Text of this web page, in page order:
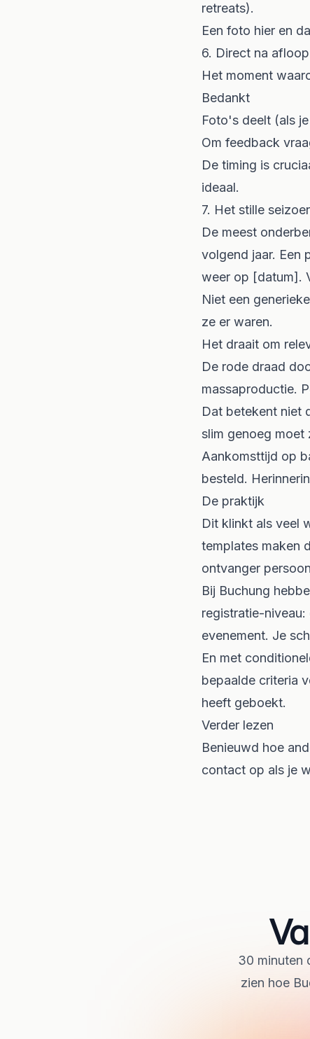
retreats).
Een foto hier en
6. Direct na afloop
Het moment
Bedankt
Foto's deelt (als
Om feedback
De timing is
ideaal.
7. Het stille
De meest
volgend jaar. Een
weer op [datum].
Niet een
ze er waren.
Het draait om
De rode draad
massaproductie.
Dat betekent niet
slim genoeg moet
Aankomsttijd op
besteld.
De praktijk
Dit klinkt als veel
templates maken
ontvanger
Bij Buchung
registratie-
evenement. Je
En met
bepaalde criteria
heeft geboekt.
Verder lezen
Benieuwd hoe
contact op als je
30 minuten
zien hoe